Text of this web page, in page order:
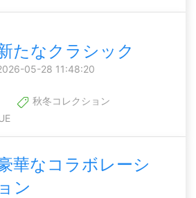
たなクラシック
05-28 11:48:20
秋冬コレクション
華なコラボレーシ
ョン